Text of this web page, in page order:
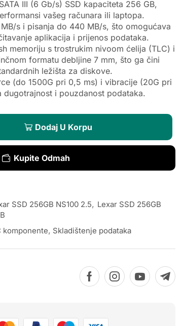
III (6 Gb/s) SSD kapaciteta 256 GB,
vašeg računara ili laptopa.
s i pisanja do 440 MB/s, što omogućava
aplikacija i prijenos podataka.
memoriju s trostrukim nivoom ćelija (TLC) i
formatu debljine 7 mm, što ga čini
ležišta za diskove.
(do 1500G pri 0,5 ms) i vibracije (20G pri
i pouzdanost podataka.
Dodaj U Korpu
Kupite Odmah
SSD 256GB NS100 2.5, Lexar SSD 256GB
komponente, Skladištenje podataka